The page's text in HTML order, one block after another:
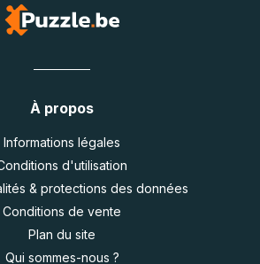
À propos
Informations légales
d'utilisation
& protections des données
Conditions de vente
Plan du site
Qui sommes-nous ?